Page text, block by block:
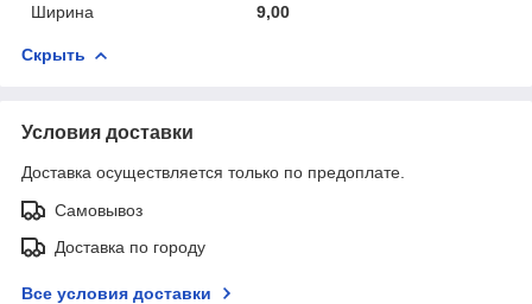
Ширина
9,00
Скрыть
Условия доставки
Доставка осуществляется только по предоплате.
Самовывоз
Доставка по городу
Все условия доставки